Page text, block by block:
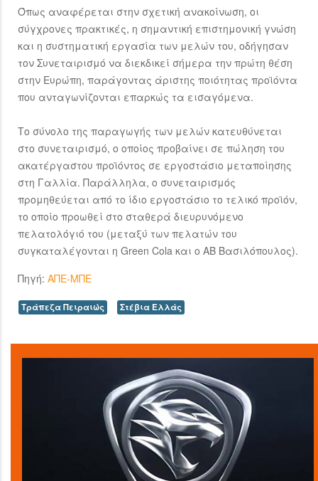
Όπως αναφέρεται στην σχετική ανακοίνωση, οι
σύγχρονες πρακτικές, η σημαντική επιστημονική γνώση
και η συστηματική εργασία των μελών του, οδήγησαν
τον Συνεταιρισμό να διεκδικεί σήμερα την πρώτη θέση
στην Ευρώπη, παράγοντας άριστης ποιότητας προϊόντα
που ανταγωνίζονται επαρκώς τα εισαγόμενα.
Το σύνολο της παραγωγής των μελών κατευθύνεται
στο συνεταιρισμό, ο οποίος προβαίνει σε πώληση του
ακατέργαστου προϊόντος σε εργοστάσιο μεταποίησης
στη Γαλλία. Παράλληλα, ο συνεταιρισμός
προμηθεύεται από το ίδιο εργοστάσιο το τελικό προϊόν,
το οποίο προωθεί στο σταθερά διευρυνόμενο
πελατολόγιό του (μεταξύ των πελατών του
συγκαταλέγονται η Green Cola και ο ΑΒ Βασιλόπουλος).
Πηγή: ΑΠΕ-ΜΠΕ
Τράπεζα Πειραιώς Στέβια Ελλάς